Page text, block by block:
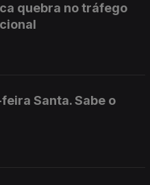
quebra no tráfego
Santa. Sabe o